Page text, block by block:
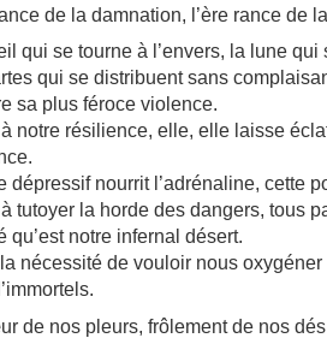
de la damnation, l’ère rance de
qui se tourne à l’envers, la lune
qui se distribuent sans
sa plus féroce violence.
notre résilience, elle, elle laisse
dépressif nourrit l’adrénaline, cette
tutoyer la horde des dangers, tous
qu’est notre infernal désert.
nécessité de vouloir nous
de nos pleurs, frôlement de nos